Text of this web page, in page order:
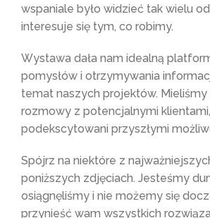
wspaniale było widzieć tak wielu
interesuje się tym, co robimy.
Wystawa dała nam idealną
pomysłów i otrzymywania
temat naszych projektów. Mieliśmy
rozmowy z potencjalnymi
podekscytowani przyszłymi
Spójrz na niektóre z
poniższych zdjęciach. Jesteśmy
osiągnęliśmy i nie możemy się
przynieść wam wszystkich